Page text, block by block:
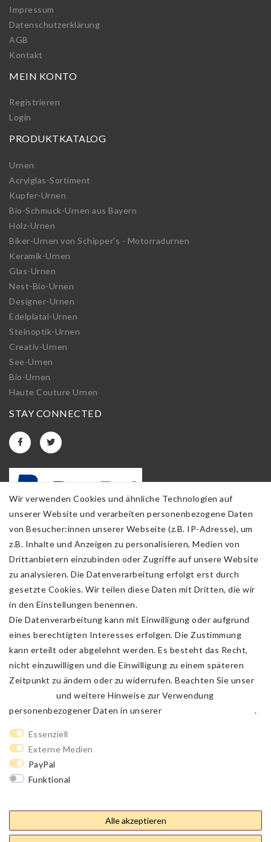
Impressum
Daten­schutz­erklärung
AGB
Kontakt
MEIN KONTO
Registrieren
Login
PRODUKTKATALOG
Urnen
Acrylglas-Sortiment
Kupfer-Urnen
Bio-Schmuck-Urnen aus Bayern
Holz-Urnen
Biker-Urnen von Schipper's - Motorradurnen
Keramik-Urnen
Glas-Urnen
Nest-Bio-Urnen
Designer-Urnen
Edelplatal-Urnen
Steinoptik-Urnen
Creativ-Urnen
See-Urnen
Bio-Urnen
Haute Couture Urnen
STAY CONNECTED
Impressum
Kontakt
Wir verwenden Cookies und ähnliche Technologien auf
unserer Website und verarbeiten personenbezogene Daten
von Besucher:innen unserer Webseite (z.B. IP-Adresse), um
z.B. Inhalte und Anzeigen zu personalisieren, Medien von
Drittanbietern einzubinden oder Zugriffe auf unsere Website
zu analysieren. Die Datenverarbeitung erfolgt erst durch
gesetzte Cookies. Wir teilen diese Daten mit Dritten, die wir
in den Einstellungen benennen.
Die Datenverarbeitung kann mit Einwilligung oder aufgrund
eines berechtigten Interesses erfolgen. Die Zustimmung
kann erteilt oder abgelehnt werden. Es besteht das Recht,
nicht einzuwilligen und die Einwilligung zu einem späteren
Zeitpunkt zu ändern oder zu widerrufen. Beachten Sie unser
und weitere Hinweise zur Verwendung
personenbezogener Daten in unserer
.
Essenziell
Externe Medien
PayPal
Funktional
Alle akzeptieren